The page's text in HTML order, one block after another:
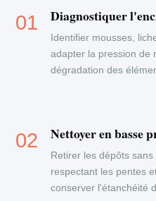
Diagnostiquer
Identifier mousses,
adapter la pression de
dégradation des
Nettoyer en basse
Retirer les dépôts
respectant les pentes
conserver l'étanchéité